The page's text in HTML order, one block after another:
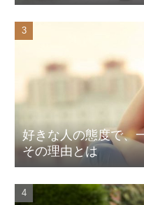
好きな人の態度で、
その理由とは